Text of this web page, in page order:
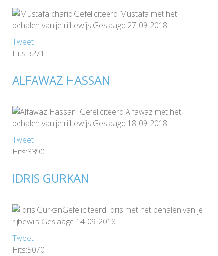
Gefeliciteerd Mustafa met het
behalen van je rijbewijs Geslaagd 27-09-2018
Tweet
Hits:3271
ALFAWAZ HASSAN
Gefeliciteerd Alfawaz met het
behalen van je rijbewijs Geslaagd 18-09-2018
Tweet
Hits:3390
IDRIS GURKAN
Gefeliciteerd Idris met het behalen van je
rijbewijs Geslaagd 14-09-2018
Tweet
Hits:5070